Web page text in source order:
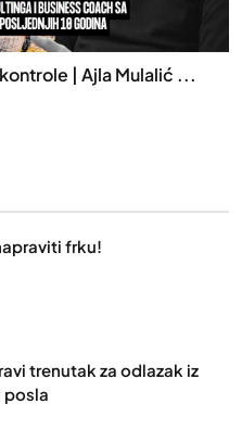
| Ajla Mulalić ...
frku!
trenutak za odlazak iz